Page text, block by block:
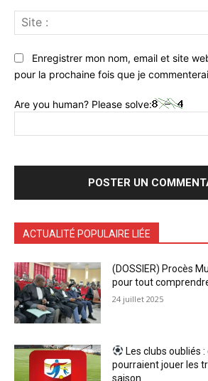
Enregistrer mon nom, email et site
pour la prochaine fois que je
Are you human? Please solve:
ACTUALITÉ POPULAIRE LIÉE
(DOSSIER) Procès
pour tout
24 juillet 2025
Les clubs oubliés
pourraient jouer les
saison